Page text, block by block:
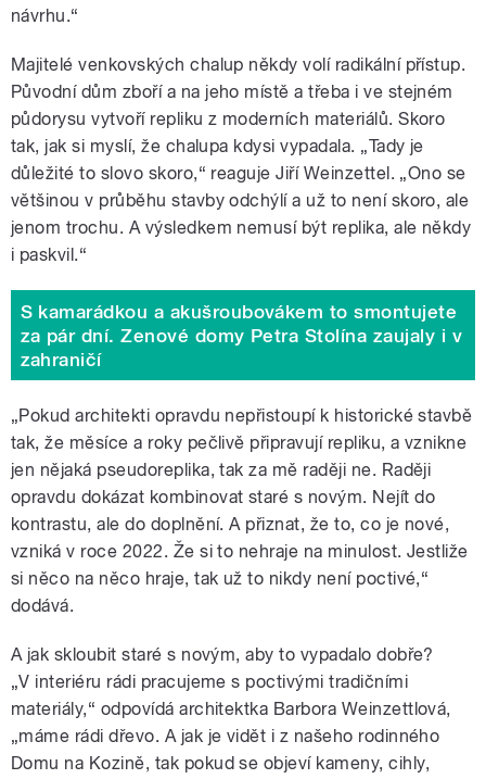
návrhu.“
Majitelé venkovských chalup někdy volí radikální přístup.
Původní dům zboří a na jeho místě a třeba i ve stejném
půdorysu vytvoří repliku z moderních materiálů. Skoro
tak, jak si myslí, že chalupa kdysi vypadala. „Tady je
důležité to slovo skoro,“ reaguje Jiří Weinzettel. „Ono se
většinou v průběhu stavby odchýlí a už to není skoro, ale
jenom trochu. A výsledkem nemusí být replika, ale někdy
i paskvil.“
S kamarádkou a akušroubovákem to smontujete
za pár dní. Zenové domy Petra Stolína zaujaly i v
zahraničí
„Pokud architekti opravdu nepřistoupí k historické stavbě
tak, že měsíce a roky pečlivě připravují repliku, a vznikne
jen nějaká pseudoreplika, tak za mě raději ne. Raději
opravdu dokázat kombinovat staré s novým. Nejít do
kontrastu, ale do doplnění. A přiznat, že to, co je nové,
vzniká v roce 2022. Že si to nehraje na minulost. Jestliže
si něco na něco hraje, tak už to nikdy není poctivé,“
dodává.
A jak skloubit staré s novým, aby to vypadalo dobře?
„V interiéru rádi pracujeme s poctivými tradičními
materiály,“ odpovídá architektka Barbora Weinzettlová,
„máme rádi dřevo. A jak je vidět i z našeho rodinného
Domu na Kozině, tak pokud se objeví kameny, cihly,